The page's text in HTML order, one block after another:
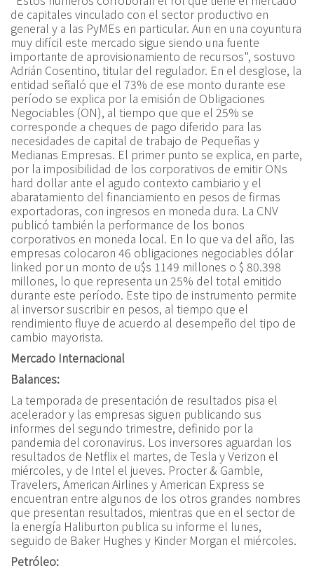
de capitales vinculado con el sector productivo en
general y a las PyMEs en particular. Aun en una coyuntura
muy difícil este mercado sigue siendo una fuente
importante de aprovisionamiento de recursos", sostuvo
Adrián Cosentino, titular del regulador. En el desglose, la
entidad señaló que el 73% de ese monto durante ese
período se explica por la emisión de Obligaciones
Negociables (ON), al tiempo que que el 25% se
corresponde a cheques de pago diferido para las
necesidades de capital de trabajo de Pequeñas y
Medianas Empresas. El primer punto se explica, en parte,
por la imposibilidad de los corporativos de emitir ONs
hard dollar ante el agudo contexto cambiario y el
abaratamiento del financiamiento en pesos de firmas
exportadoras, con ingresos en moneda dura. La CNV
publicó también la performance de los bonos
corporativos en moneda local. En lo que va del año, las
empresas colocaron 46 obligaciones negociables dólar
linked por un monto de u$s 1149 millones o $ 80.398
millones, lo que representa un 25% del total emitido
durante este período. Este tipo de instrumento permite
al inversor suscribir en pesos, al tiempo que el
rendimiento fluye de acuerdo al desempeño del tipo de
cambio mayorista.
Mercado Internacional
Balances:
La temporada de presentación de resultados pisa el
acelerador y las empresas siguen publicando sus
informes del segundo trimestre, definido por la
pandemia del coronavirus. Los inversores aguardan los
resultados de Netflix el martes, de Tesla y Verizon el
miércoles, y de Intel el jueves. Procter & Gamble,
Travelers, American Airlines y American Express se
encuentran entre algunos de los otros grandes nombres
que presentan resultados, mientras que en el sector de
la energía Haliburton publica su informe el lunes,
seguido de Baker Hughes y Kinder Morgan el miércoles.
Petróleo: